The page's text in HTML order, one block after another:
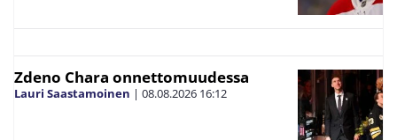
Zdeno Chara onnettomuudessa
Lauri Saastamoinen | 08.08.2026 16:12